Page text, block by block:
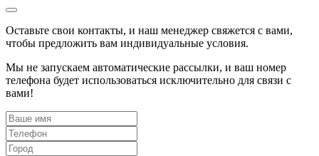
Оставьте свои контакты, и наш менеджер свяжется с вами,
чтобы предложить вам индивидуальные условия.
Мы не запускаем автоматические рассылки, и ваш номер
телефона будет использоваться исключительно для связи с
вами!